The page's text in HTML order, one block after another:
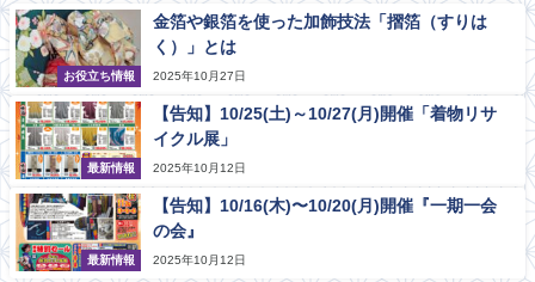
お役立ち情報
金箔や銀箔を使った加飾技法「摺箔（すりは
く）」とは
2025年10月27日
最新情報
【告知】10/25(土)～10/27(月)開催「着物リサ
イクル展」
2025年10月12日
最新情報
【告知】10/16(木)〜10/20(月)開催『一期一会
の会』
2025年10月12日